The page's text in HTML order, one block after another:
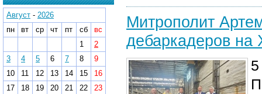
Митрополит
дебаркадеров на
Август - 2026
пн
вт ср чт пт сб
вс
1
2
3
4 5 6 7 8
9
10
11 12 13 14 15
16
17
18 19 20 21 22
23